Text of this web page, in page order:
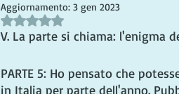
Aggiornamento: 3 gen 2023
Valutazione NaN stelle su 5.
V. La parte si chiama: l'enigma
PARTE 5: Ho pensato che
in Italia per parte dell'anno.